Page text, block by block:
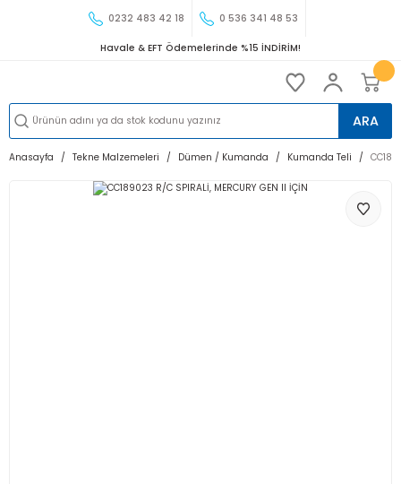
0232 483 42 18 0 536 341 48 53
Havale & EFT Ödemelerinde %15 İNDİRİM!
ARA
Anasayfa Tekne Malzemeleri Dümen / Kumanda Kumanda Teli